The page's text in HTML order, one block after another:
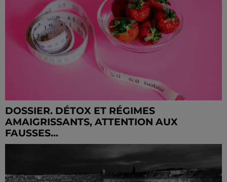
DOSSIER. DÉTOX ET RÉGIMES
AMAIGRISSANTS, ATTENTION AUX
FAUSSES...